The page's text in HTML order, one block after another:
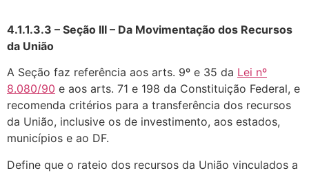
4.1.1.3.3 – Seção III – Da Movimentação dos Recursos
da União
A Seção faz referência aos arts. 9º e 35 da Lei nº
8.080/90 e aos arts. 71 e 198 da Constituição Federal, e
recomenda critérios para a transferência dos recursos
da União, inclusive os de investimento, aos estados,
municípios e ao DF.
Define que o rateio dos recursos da União vinculados a